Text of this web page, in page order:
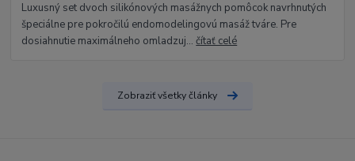
Luxusný set dvoch silikónových masážnych pomôcok navrhnutých
špeciálne pre pokročilú endomodelingovú masáž tváre. Pre
dosiahnutie maximálneho omladzuj...čítať celé
Zobraziť všetky články